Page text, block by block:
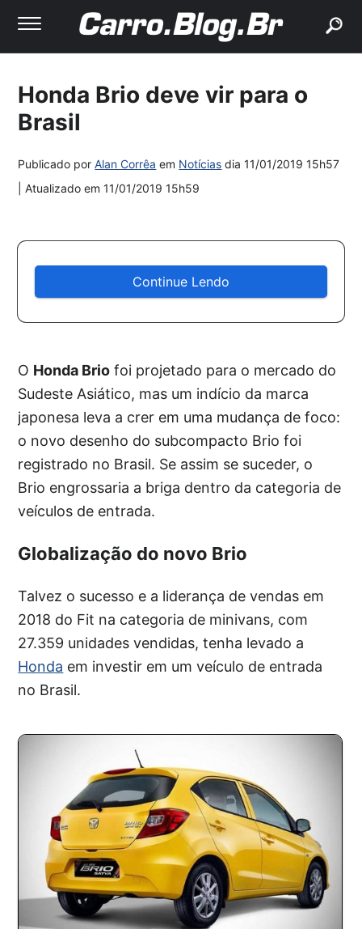
Honda Brio deve vir para o
Brasil
Publicado porAlan Corrêa em Notícias dia11/01/2019 15h57
| Atualizado em11/01/2019 15h59
Continue Lendo
O Honda Brio foi projetado para o mercado do
Sudeste Asiático, mas um indício da marca
japonesa leva a crer em uma mudança de foco:
o novo desenho do subcompacto Brio foi
registrado no Brasil. Se assim se suceder, o
Brio engrossaria a briga dentro da categoria de
veículos de entrada.
Globalização do novo Brio
Talvez o sucesso e a liderança de vendas em
2018 do Fit na categoria de minivans, com
27.359 unidades vendidas, tenha levado a
Honda em investir em um veículo de entrada
no Brasil.